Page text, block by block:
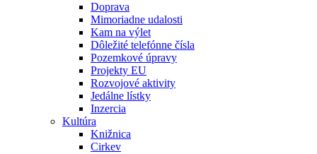
Doprava
Mimoriadne udalosti
Kam na výlet
Dôležité telefónne čísla
Pozemkové úpravy
Projekty EU
Rozvojové aktivity
Jedálne lístky
Inzercia
Kultúra
Knižnica
Cirkev